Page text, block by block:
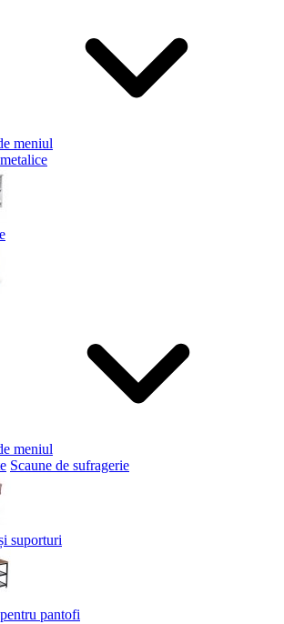
meniul
meniul
Scaune de sufragerie
suporturi
pantofi